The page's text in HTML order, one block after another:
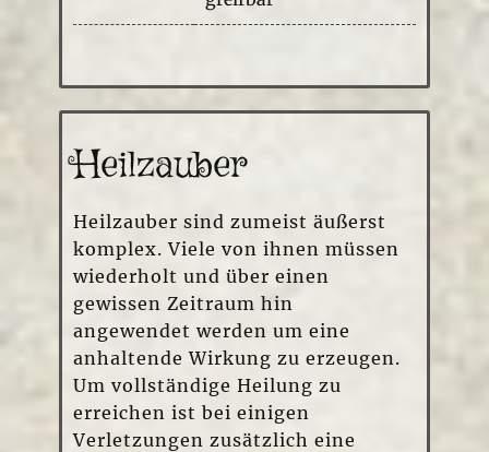
Heilzauber
Heilzauber sind zumeist äußerst
komplex. Viele von ihnen müssen
wiederholt und über einen
gewissen Zeitraum hin
angewendet werden um eine
anhaltende Wirkung zu erzeugen.
Um vollständige Heilung zu
erreichen ist bei einigen
Verletzungen zusätzlich eine